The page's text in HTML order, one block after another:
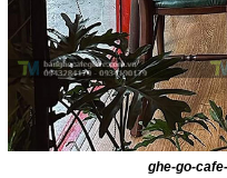
ghe-go-